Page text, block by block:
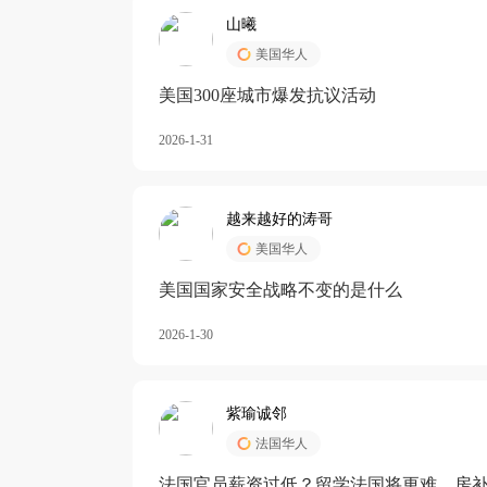
山曦
美国华人
美国300座城市爆发抗议活动
2026-1-31
越来越好的涛哥
美国华人
美国国家安全战略不变的是什么
2026-1-30
紫瑜诚邻
法国华人